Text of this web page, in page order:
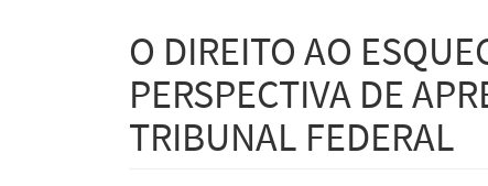
O DIREITO AO
PERSPECTIVA DE
TRIBUNAL FEDERAL